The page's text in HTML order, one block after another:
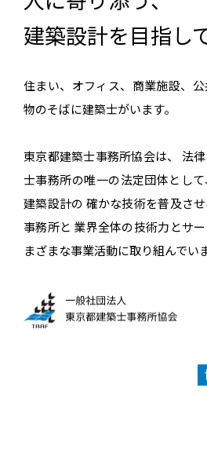
住まい、オフィス、商業施設、公
物のそばに建築士がいます。
東京都建築士事務所協会は、 法
士事務所の唯一の法定団体として
建築設計の 確かな技術を普及させ
事務所と 業界全体の技術力とサ
まざまな事業活動に取り組んでい
建築設計を目指して